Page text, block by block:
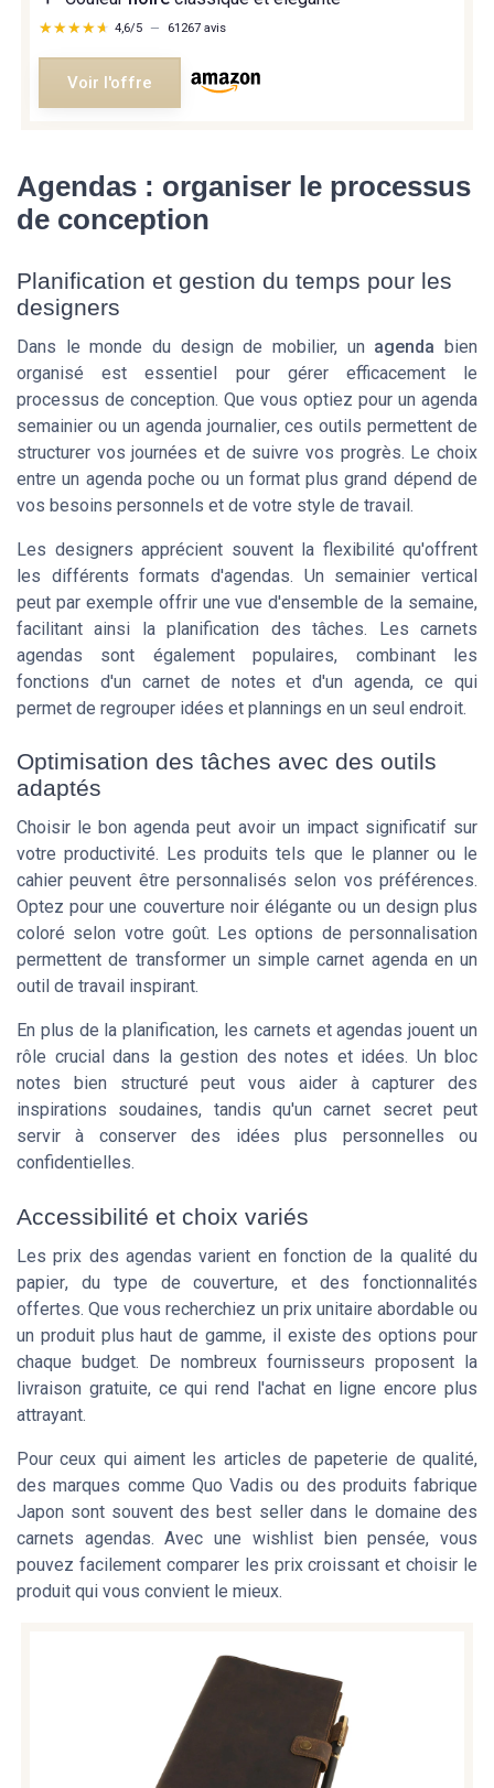
★★★★★
★★★★★ 4,6/5 — 61267 avis
Voir l'offre
Agendas : organiser le processus
de conception
Planification et gestion du temps pour les
designers
Dans le monde du design de mobilier, un agenda bien
organisé est essentiel pour gérer efficacement le
processus de conception. Que vous optiez pour un agenda
semainier ou un agenda journalier, ces outils permettent de
structurer vos journées et de suivre vos progrès. Le choix
entre un agenda poche ou un format plus grand dépend de
vos besoins personnels et de votre style de travail.
Les designers apprécient souvent la flexibilité qu'offrent
les différents formats d'agendas. Un semainier vertical
peut par exemple offrir une vue d'ensemble de la semaine,
facilitant ainsi la planification des tâches. Les carnets
agendas sont également populaires, combinant les
fonctions d'un carnet de notes et d'un agenda, ce qui
permet de regrouper idées et plannings en un seul endroit.
Optimisation des tâches avec des outils
adaptés
Choisir le bon agenda peut avoir un impact significatif sur
votre productivité. Lesproduits tels que le plannerou le
cahier peuvent être personnalisés selon vos préférences.
Optez pour une couverture noirélégante ou un design plus
coloré selon votre goût. Les options de personnalisation
permettent de transformer un simplecarnet agendaen un
outil de travail inspirant.
En plus de la planification, les carnets et agendas jouent un
rôle crucial dans la gestion des notes et idées. Un bloc
notes bien structuré peut vous aider à capturer des
inspirations soudaines, tandis qu'uncarnet secretpeut
servir à conserver des idées plus personnelles ou
confidentielles.
Accessibilité et choix variés
Les prix des agendas varient en fonction de la qualité du
papier, du type decouverture, et des fonctionnalités
offertes. Que vous recherchiez un prix unitaire abordable ou
un produit plus haut de gamme, il existe des options pour
chaque budget. De nombreux fournisseurs proposent la
livraison gratuite, ce qui rend l'achat en ligne encore plus
attrayant.
Pour ceux qui aiment les articles de papeterie de qualité,
des marques comme Quo Vadis ou des produits fabrique
Japon sont souvent desbest sellerdans le domaine des
carnets agendas. Avec une wishlistbien pensée, vous
pouvez facilement comparer les prix croissant et choisir le
produit qui vous convient le mieux.